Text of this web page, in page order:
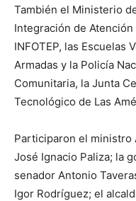
También el Ministerio
Integración de Atención
INFOTEP, las Escuelas
Armadas y la Policía
Comunitaria, la Junta
Tecnológico de Las
Participaron el ministro
José Ignacio Paliza; la
senador Antonio
Igor Rodríguez; el